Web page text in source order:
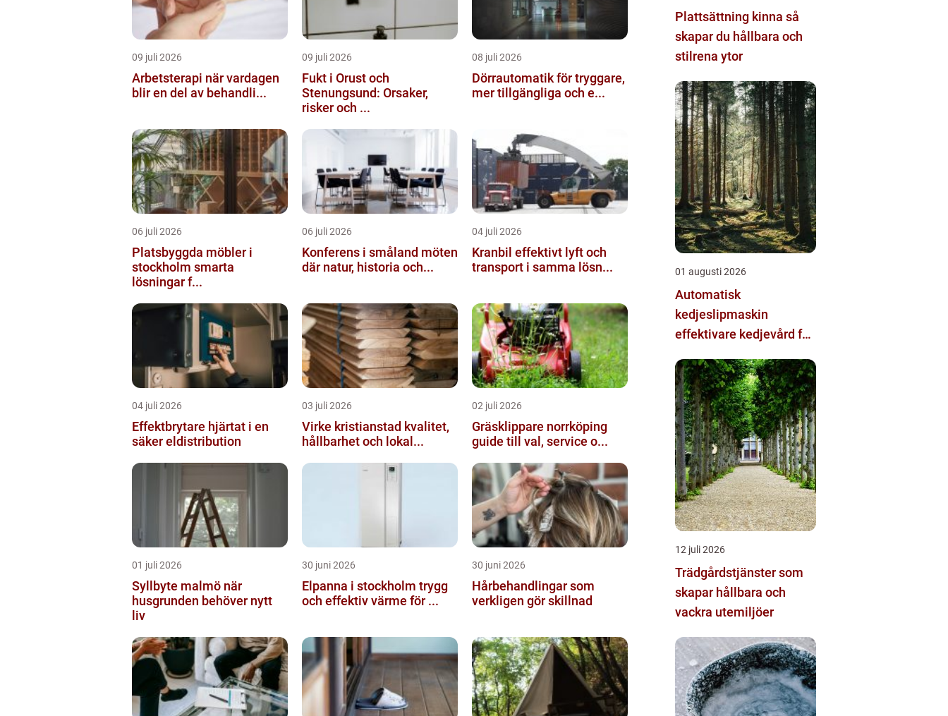
09 juli 2026
Arbetsterapi när vardagen
blir en del av behandli...
09 juli 2026
Fukt i Orust och
Stenungsund: Orsaker,
risker och ...
08 juli 2026
Dörrautomatik för tryggare,
mer tillgängliga och e...
06 juli 2026
Platsbyggda möbler i
stockholm smarta
lösningar f...
06 juli 2026
Konferens i småland möten
där natur, historia och...
04 juli 2026
Kranbil effektivt lyft och
transport i samma lösn...
04 juli 2026
Effektbrytare hjärtat i en
säker eldistribution
03 juli 2026
Virke kristianstad kvalitet,
hållbarhet och lokal...
02 juli 2026
Gräsklippare norrköping
guide till val, service o...
01 juli 2026
Syllbyte malmö när
husgrunden behöver nytt
liv
30 juni 2026
Elpanna i stockholm trygg
och effektiv värme för ...
30 juni 2026
Hårbehandlingar som
verkligen gör skillnad
Plattsättning kinna så
skapar du hållbara och
stilrena ytor
01 augusti 2026
Automatisk
kedjeslipmaskin
effektivare kedjevård för
12 juli 2026
Trädgårdstjänster som
skapar hållbara och
vackra utemiljöer